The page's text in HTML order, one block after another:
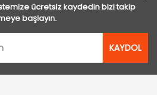
ücretsiz kaydedin bizi takip
başlayın.
KAYDOL